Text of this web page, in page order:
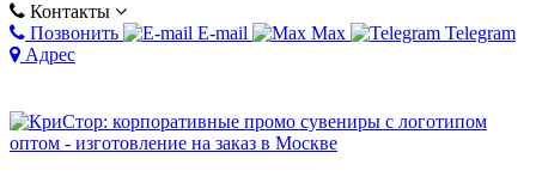
Контакты
Позвонить
E-mail Max
Telegram
Адрес